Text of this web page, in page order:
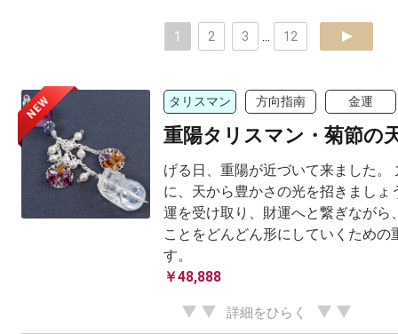
1 2 3 12 next
NEW タリスマン 方向指南 金運
重陽タリスマン・菊節の
げる日、重陽が近づいて来ました。
に、天から豊かさの光を招きましょ
運を受け取り、財運へと繋ぎながら
ことをどんどん形にしていくための
す。
￥48,888
詳細をひらく